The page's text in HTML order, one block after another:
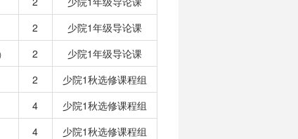
2
少院1年级导论课
2
少院1年级导论课
2
少院1秋选修课程组
4
少院1秋选修课程组
4
少院1秋选修课程组